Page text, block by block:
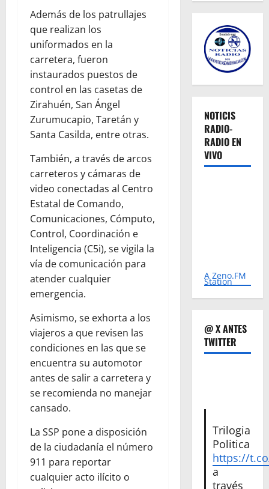
Además de los patrullajes
que realizan los
uniformados en la
carretera, fueron
instaurados puestos de
control en las casetas de
Zirahuén, San Ángel
Zurumucapio, Taretán y
Santa Casilda, entre otras.
También, a través de arcos
carreteros y cámaras de
video conectadas al Centro
Estatal de Comando,
Comunicaciones, Cómputo,
Control, Coordinación e
Inteligencia (C5i), se vigila la
vía de comunicación para
atender cualquier
emergencia.
Asimismo, se exhorta a los
viajeros a que revisen las
condiciones en las que se
encuentra su automotor
antes de salir a carretera y
se recomienda no manejar
cansado.
La SSP pone a disposición
de la ciudadanía el número
911 para reportar
cualquier acto ilícito o
NOTICIS
RADIO-
RADIO EN
VIVO
A Zeno.FM
Station
@ X ANTES
TWITTER
Trilogia
Politica
https://
a
través